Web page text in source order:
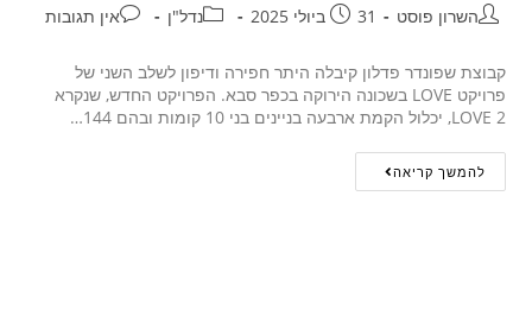
השרון פוסט 31 ביולי 2025 נדל"ן אין תגובות
קבוצת שפונדר פדלון קיבלה היתר חפירה ודיפון לשלב השני של
פרויקט LOVE בשכונה הירוקה בכפר סבא. הפרויקט החדש, שנקרא
LOVE 2, יכלול הקמת ארבעה בניינים בני 10 קומות ובהם 144…
להמשך קריאה